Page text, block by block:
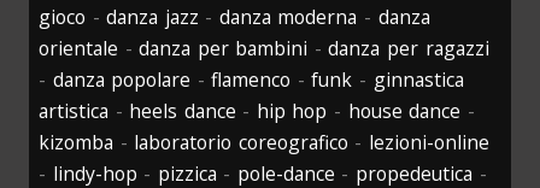
gioco -danza jazz - danza moderna - danza
orientale -danza per bambini -danza per ragazzi
- danza popolare -flamenco -funk - ginnastica
artistica - heels dance - hip hop - house dance -
kizomba - laboratorio coreografico - lezioni-online
- lindy-hop - pizzica - pole-dance - propedeutica -